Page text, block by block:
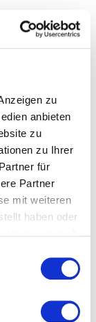
zu
anbieten
zu
zu Ihrer
für
Partner
mit weiteren
haben oder